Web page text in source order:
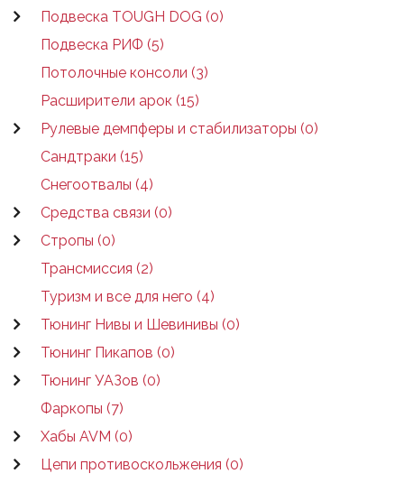
Подвеска TOUGH DOG (0)
Подвеска РИФ (5)
Потолочные консоли (3)
Расширители арок (15)
Рулевые демпферы и стабилизаторы (0)
Сандтраки (15)
Снегоотвалы (4)
Средства связи (0)
Стропы (0)
Трансмиссия (2)
Туризм и все для него (4)
Тюнинг Нивы и Шевинивы (0)
Тюнинг Пикапов (0)
Тюнинг УАЗов (0)
Фаркопы (7)
Хабы AVM (0)
Цепи противоскольжения (0)